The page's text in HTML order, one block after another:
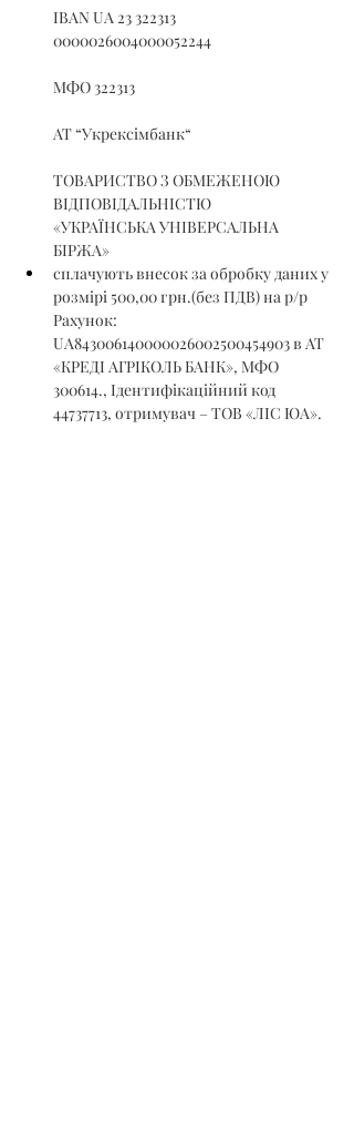
IBAN UA 23 322313
0000026004000052244
МФО 322313
АТ “Укрексімбанк“
ТОВАРИСТВО З ОБМЕЖЕНОЮ
ВІДПОВІДАЛЬНІСТЮ
«УКРАЇНСЬКА УНІВЕРСАЛЬНА
БІРЖА»
сплачують внесок за обробку даних у
розмірі 500,00 грн.(без ПДВ) на р/р
Рахунок:
UA843006140000026002500454903 в АТ
«КРЕДІ АГРІКОЛЬ БАНК», МФО
300614., Ідентифікаційний код
44737713, отримувач – ТОВ «ЛІС ЮА».